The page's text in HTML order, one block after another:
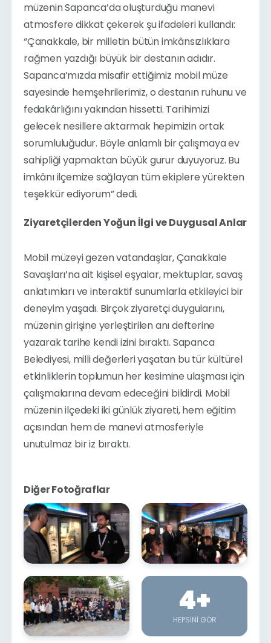
müzenin Sapanca’da oluşturduğu manevi
atmosfere dikkat çekerek şu ifadeleri kullandı:
“Çanakkale, bir milletin bütün imkânsızlıklara
rağmen yazdığı büyük bir destanın adıdır.
Sapanca’mızda misafir ettiğimiz mobil müze
sayesinde hemşehrilerimiz, o destanın ruhunu ve
fedakârlığını yakından hissetti. Tarihimizi
gelecek nesillere aktarmak hepimizin ortak
sorumluluğudur. Böyle anlamlı bir çalışmaya ev
sahipliği yapmaktan büyük gurur duyuyoruz. Bu
imkânı ilçemize sağlayan tüm ekiplere yürekten
teşekkür ediyorum” dedi.
Ziyaretçilerden Yoğun İlgi ve Duygusal Anlar
Mobil müzeyi gezen vatandaşlar, Çanakkale
Savaşları’na ait kişisel eşyalar, mektuplar, savaş
anlatımları ve interaktif sunumlarla etkileyici bir
deneyim yaşadı. Birçok ziyaretçi duygularını,
müzenin girişine yerleştirilen anı defterine
yazarak tarihe kendi izini bıraktı. Sapanca
Belediyesi, milli değerleri yaşatan bu tür kültürel
etkinliklerin toplumun her kesimine ulaşması için
çalışmalarına devam edeceğini bildirdi. Mobil
müzenin ilçedeki iki günlük ziyareti, hem eğitim
açısından hem de manevi atmosferiyle
unutulmaz bir iz bıraktı.
Diğer Fotoğraflar
4+
HEPSINI GÖR